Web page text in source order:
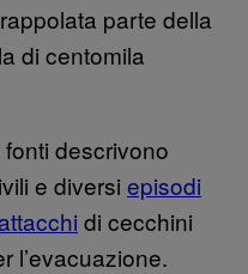
parte della
di centomila
descrivono
e diversi episodi
attacchi di cecchini
l’evacuazione.